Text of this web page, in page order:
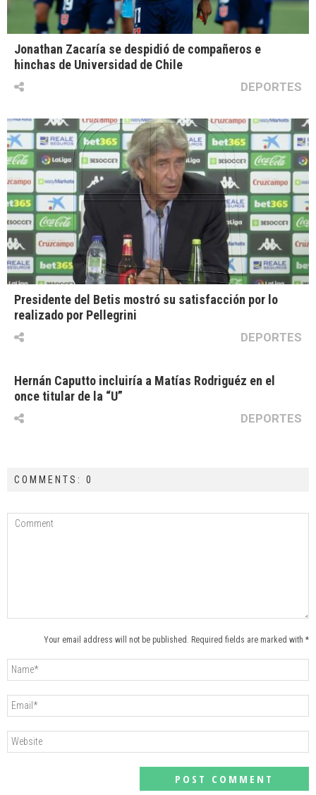
Jonathan Zacaría se despidió de compañeros e
hinchas de Universidad de Chile
DEPORTES
Presidente del Betis mostró su satisfacción por lo
realizado por Pellegrini
DEPORTES
Hernán Caputto incluiría a Matías Rodriguéz en el
once titular de la “U”
DEPORTES
COMMENTS: 0
Your email address will not be published. Required fields are marked with *